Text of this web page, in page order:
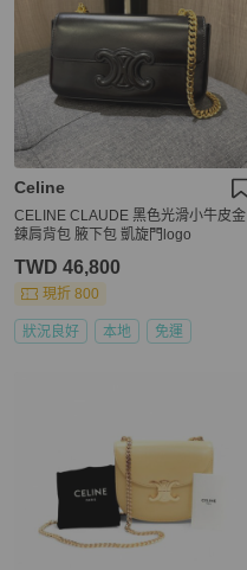
Celine
CELINE CLAUDE 黑色光滑小牛皮金
鍊肩背包 腋下包 凱旋門logo
TWD 46,800
現折 800
狀況良好 本地 免運